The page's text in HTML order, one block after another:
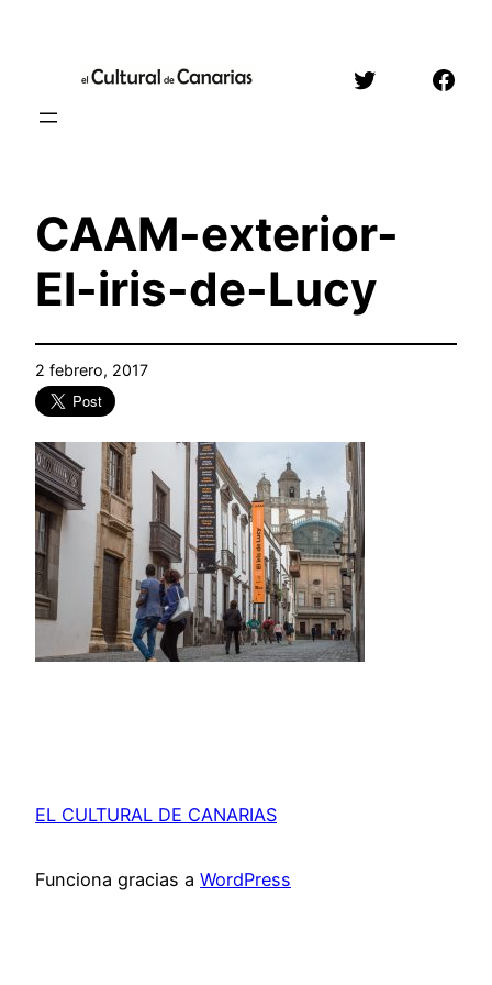
contenido
Twitter
CAAM-exterior-
El-iris-de-Lucy
2 febrero, 2017
EL CULTURAL DE CANARIAS
Funciona gracias a WordPress